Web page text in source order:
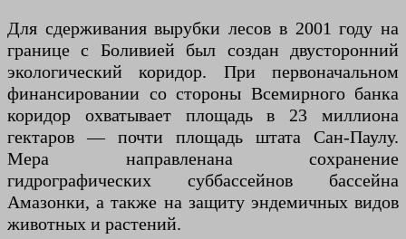
Для сдерживания вырубки лесов в 2001 году на
границе с Боливией был создан двусторонний
экологический коридор. При первоначальном
финансировании со стороны Всемирного банка
коридор охватывает площадь в 23 миллиона
гектаров — почти площадь штата Сан-Паулу.
Мера направлена ​​на сохранение
гидрографических суббассейнов бассейна
Амазонки, а также на защиту эндемичных видов
животных и растений.